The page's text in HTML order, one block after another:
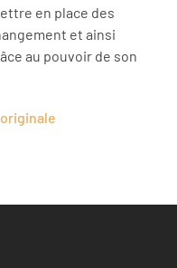
en place des
et ainsi
au pouvoir de son